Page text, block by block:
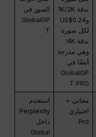
بدقة 1K/2K
وUS$0.24
لكل صورة
بدقة 4K؛
وهي مدرجة
أيضًا في
GlobalGP
T PRO
الصور في
GlobalGP
T
مجاني +
اختياري
Pro
استخدم
Perplexity
داخل
Global